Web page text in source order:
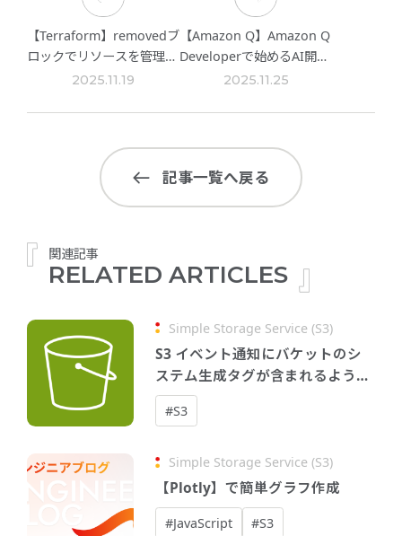
【Terraform】removedブ
ロックでリソースを管理外
にする方法2025.11.19
【Amazon Q】Amazon Q
Developerで始めるAI開
発！ポモドーロタイマーア
2025.11.25
記事一覧へ戻る
関連記事
RELATED ARTICLES
Simple Storage Service (S3)
S3 イベント通知にバケットのシ
ステム生成タグが含まれるように
なりました
#S3
Simple Storage Service (S3)
【Plotly】で簡単グラフ作成
#JavaScript #S3